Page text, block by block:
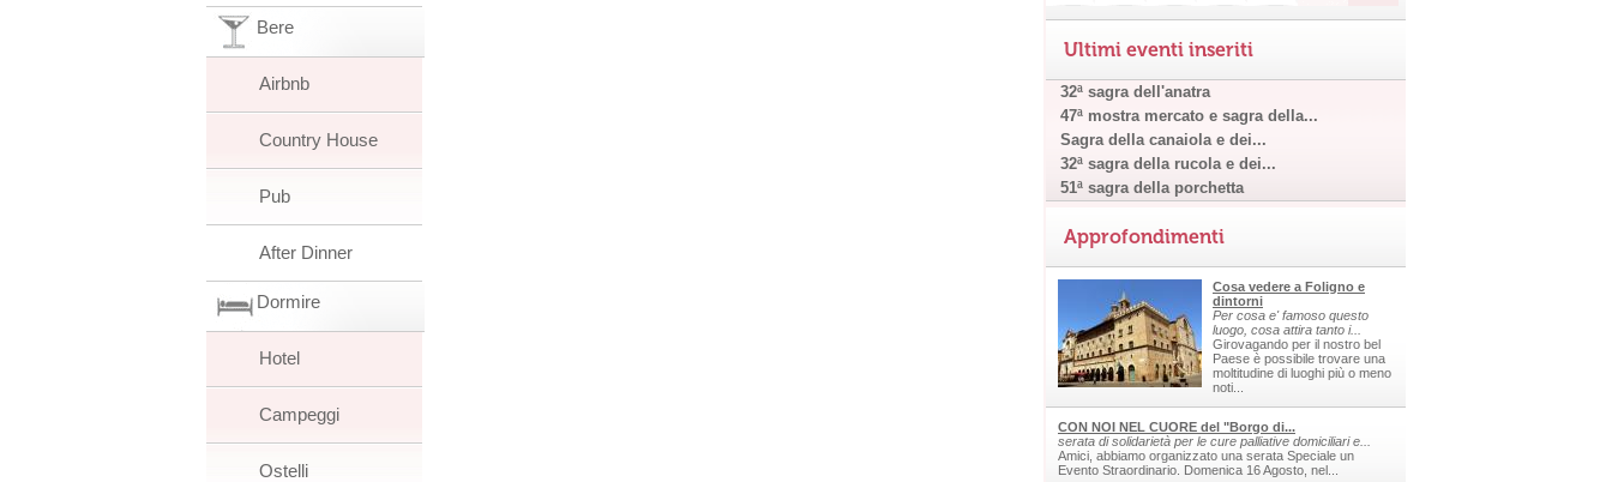
Bere
Airbnb
Country House
Pub
After Dinner
Dormire
Hotel
Campeggi
Ostelli
Ultimi eventi inseriti
32ª sagra dell'anatra
47ª mostra mercato e sagra della...
Sagra della canaiola e dei...
32ª sagra della rucola e dei...
51ª sagra della porchetta
Approfondimenti
Cosa vedere a Foligno e
dintorni
Per cosa e' famoso questo
luogo, cosa attira tanto i...
Girovagando per il nostro bel
Paese è possibile trovare una
moltitudine di luoghi più o meno
noti...
CON NOI NEL CUORE del "Borgo di...
serata di solidarietà per le cure palliative domiciliari e...
Amici, abbiamo organizzato una serata Speciale un
Evento Straordinario. Domenica 16 Agosto, nel...